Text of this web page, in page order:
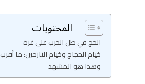
المحتويات
الحج في ظل الحرب على غزة
خيام الحجاج وخيام النازحين: ما
وهذا هو المشهد